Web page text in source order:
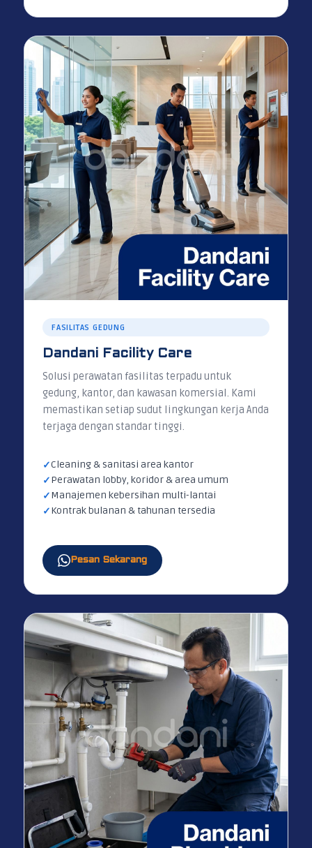
FASILITAS GEDUNG
Dandani Facility Care
Solusi perawatan fasilitas terpadu untuk
gedung, kantor, dan kawasan komersial. Kami
memastikan setiap sudut lingkungan kerja Anda
terjaga dengan standar tinggi.
Cleaning & sanitasi area kantor
Perawatan lobby, koridor & area umum
Manajemen kebersihan multi-lantai
Kontrak bulanan & tahunan tersedia
Pesan Sekarang